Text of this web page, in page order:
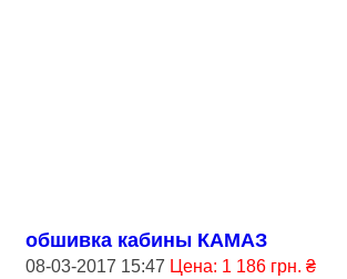
обшивка кабины КАМАЗ
08-03-2017 15:47 Цена: 1 186 грн. ₴